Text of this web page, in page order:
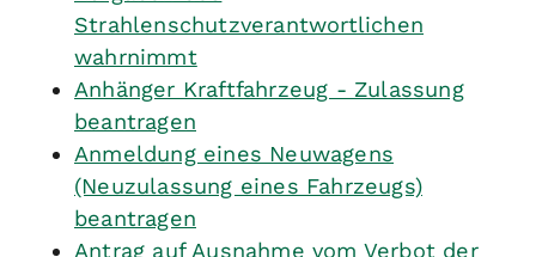
Strahlenschutzverantwortlichen
wahrnimmt
Anhänger Kraftfahrzeug - Zulassung
beantragen
Anmeldung eines Neuwagens
(Neuzulassung eines Fahrzeugs)
beantragen
Antrag auf Ausnahme vom Verbot der